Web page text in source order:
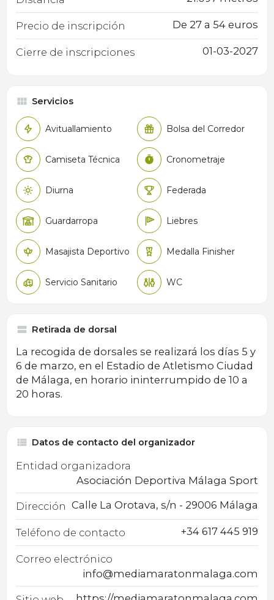
Precio de inscripción De 27 a 54 euros
Cierre de inscripciones 01-03-2027
Servicios
Avituallamiento Bolsa del Corredor
Camiseta Técnica Cronometraje
Diurna Federada
Guardarropa Liebres
Masajista Deportivo Medalla Finisher
Servicio Sanitario WC
Retirada de dorsal
La recogida de dorsales se realizará los días 5 y
6 de marzo, en el Estadio de Atletismo Ciudad
de Málaga, en horario ininterrumpido de 10 a
20 horas.
Datos de contacto del organizador
Entidad organizadora
Asociación Deportiva Málaga Sport
Dirección Calle La Orotava, s/n - 29006 Málaga
Teléfono de contacto +34 617 445 919
Correo electrónico
info@mediamaratonmalaga.com